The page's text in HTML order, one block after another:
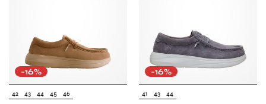
-16%
42 43 44 45 46
-16%
41 43 44